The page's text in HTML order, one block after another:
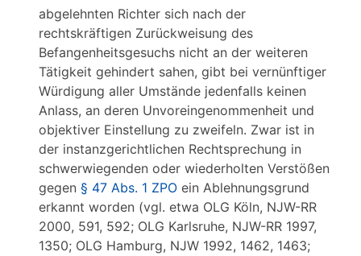
abgelehnten Richter sich nach der
rechtskräftigen Zurückweisung des
Befangenheitsgesuchs nicht an der weiteren
Tätigkeit gehindert sahen, gibt bei vernünftiger
Würdigung aller Umstände jedenfalls keinen
Anlass, an deren Unvoreingenommenheit und
objektiver Einstellung zu zweifeln. Zwar ist in
der instanzgerichtlichen Rechtsprechung in
schwerwiegenden oder wiederholten Verstößen
gegen § 47 Abs. 1 ZPO ein Ablehnungsgrund
erkannt worden (vgl. etwa OLG Köln, NJW-RR
2000, 591, 592; OLG Karlsruhe, NJW-RR 1997,
1350; OLG Hamburg, NJW 1992, 1462, 1463;